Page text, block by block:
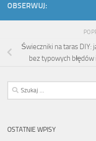
OBSERWUJ:
Świeczniki na taras
bez typowych
Szukaj:
OSTATNIE WPISY